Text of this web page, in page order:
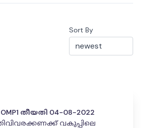
Sort By
തീയതി 04-08-2022
വകുപ്പിലെ